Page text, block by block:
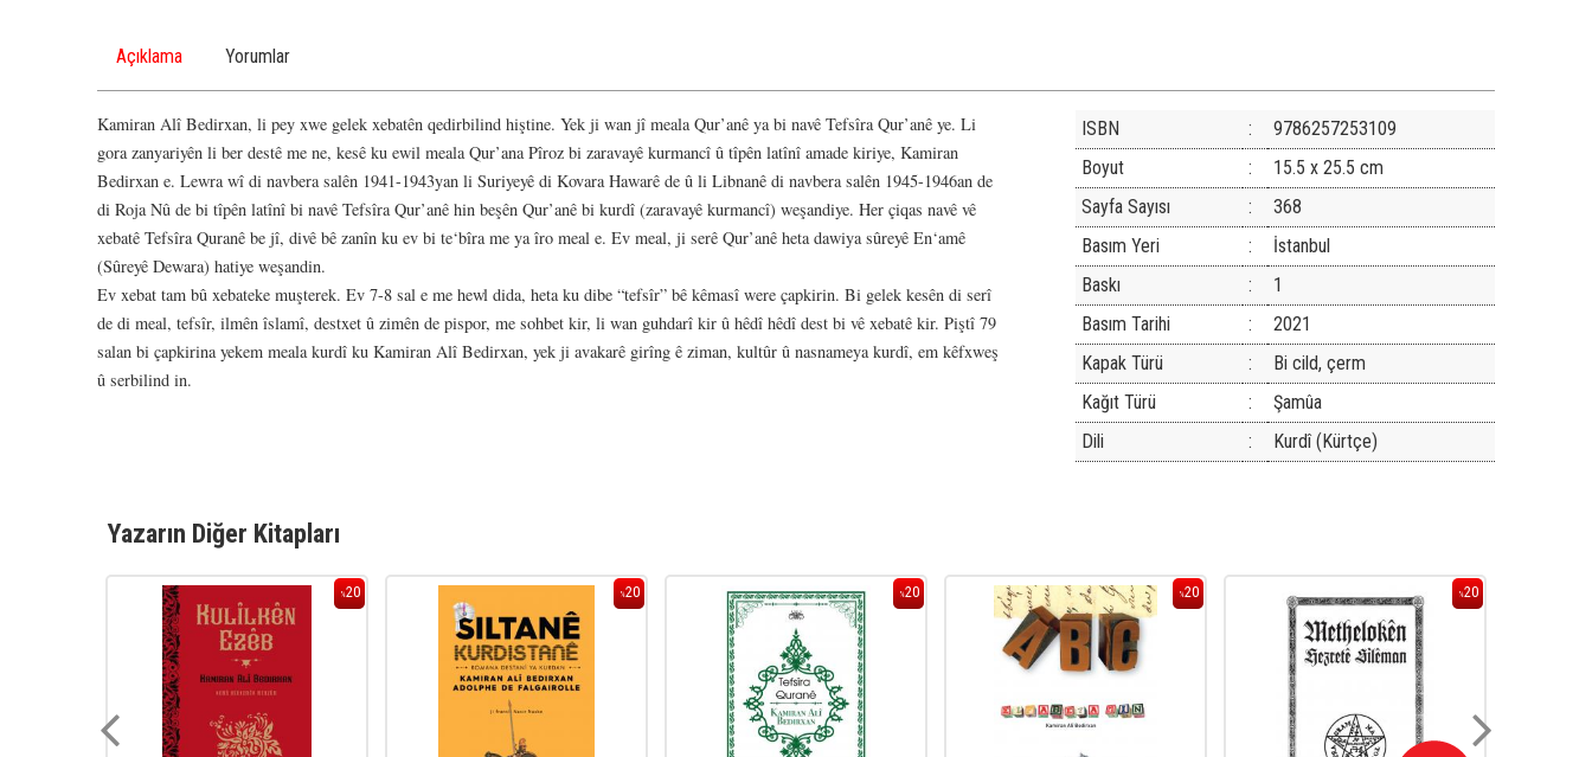
Açıklama Yorumlar
Kamiran Alî Bedirxan, li pey xwe gelek xebatên qedirbilind hiştine. Yek ji wan jî meala Qur’anê ya bi navê Tefsîra Qur’anê ye. Li
gora zanyariyên li ber destê me ne, kesê ku ewil meala Qur’ana Pîroz bi zaravayê kurmancî û tîpên latînî amade kiriye, Kamiran
Bedirxan e. Lewra wî di navbera salên 1941-1943yan li Suriyeyê di Kovara Hawarê de û li Libnanê di navbera salên 1945-1946an de
di Roja Nû de bi tîpên latînî bi navê Tefsîra Qur’anê hin beşên Qur’anê bi kurdî (zaravayê kurmancî) weşandiye. Her çiqas navê vê
xebatê Tefsîra Quranê be jî, divê bê zanîn ku ev bi te‘bîra me ya îro meal e. Ev meal, ji serê Qur’anê heta dawiya sûreyê En‘amê
(Sûreyê Dewara) hatiye weşandin.
Ev xebat tam bû xebateke muşterek. Ev 7-8 sal e me hewl dida, heta ku dibe “tefsîr” bê kêmasî were çapkirin. Bi gelek kesên di serî
de di meal, tefsîr, ilmên îslamî, destxet û zimên de pispor, me sohbet kir, li wan guhdarî kir û hêdî hêdî dest bi vê xebatê kir. Piştî 79
salan bi çapkirina yekem meala kurdî ku Kamiran Alî Bedirxan, yek ji avakarê girîng ê ziman, kultûr û nasnameya kurdî, em kêfxweş
û serbilind in.
ISBN :
9786257253109
Boyut
:
15.5 x 25.5 cm
Sayfa Sayısı
:
368
Basım Yeri
:
İstanbul
Baskı
:
1
Basım Tarihi
:
2021
Kapak Türü
:
Bi cild, çerm
Kağıt Türü
:
Şamûa
Dili
: Kurdî (Kürtçe)
Yazarın Diğer Kitapları
%20 %20 %20 %20 %20